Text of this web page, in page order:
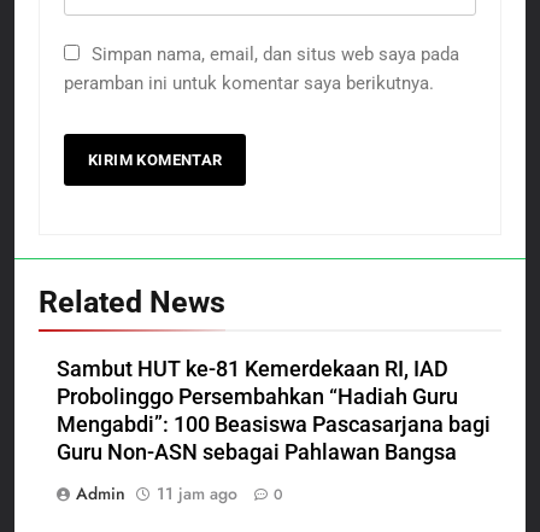
Simpan nama, email, dan situs web saya pada
peramban ini untuk komentar saya berikutnya.
Related News
Sambut HUT ke-81 Kemerdekaan RI, IAD
Probolinggo Persembahkan “Hadiah Guru
Mengabdi”: 100 Beasiswa Pascasarjana bagi
Guru Non-ASN sebagai Pahlawan Bangsa
Admin
11 jam ago 0